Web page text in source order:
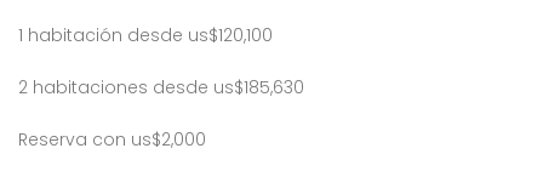
1 habitación desde us$120,100
2 habitaciones desde us$185,630
Reserva con us$2,000